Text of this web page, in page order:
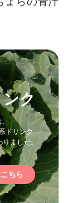
ク
、
ドリンク
ました。
ちら